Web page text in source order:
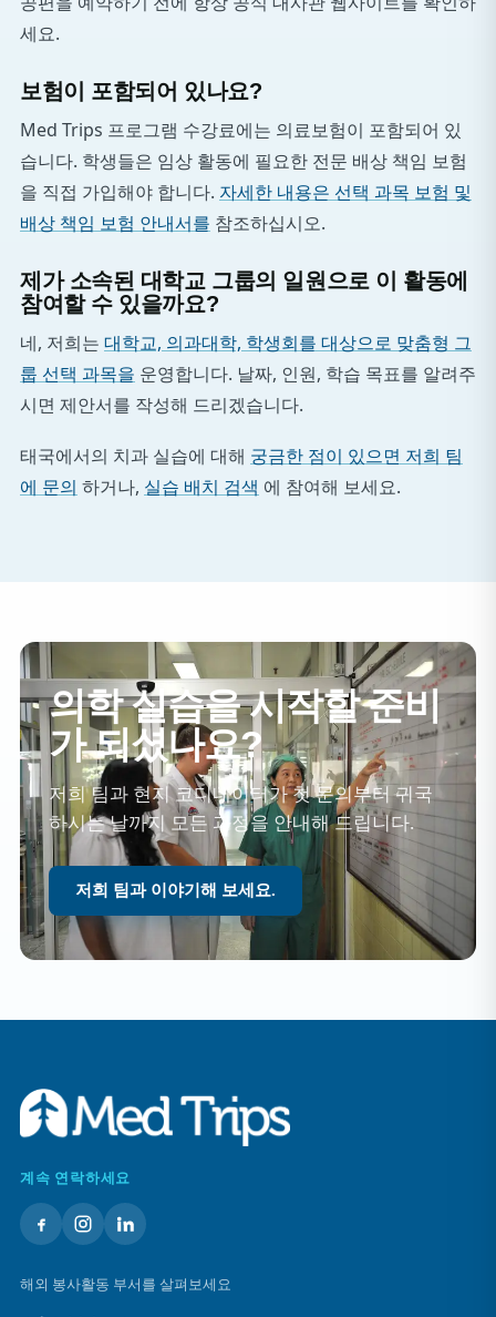
세요.
보험이 포함되어 있나요?
Med Trips 프로그램 수강료에는 의료보험이 포함되어 있
습니다. 학생들은 임상 활동에 필요한 전문 배상 책임 보험
을 직접 가입해야 합니다. 자세한 내용은 선택 과목 보험 및
배상 책임 보험 안내서를 참조하십시오.
제가 소속된 대학교 그룹의 일원으로 이 활동에
참여할 수 있을까요?
네, 저희는 대학교, 의과대학, 학생회를 대상으로 맞춤형 그
룹 선택 과목을 운영합니다. 날짜, 인원, 학습 목표를 알려주
시면 제안서를 작성해 드리겠습니다.
태국에서의 치과 실습에 대해 궁금한 점이 있으면 저희 팀
에 문의 하거나, 실습 배치 검색 에 참여해 보세요.
의학 실습을 시작할 준비
가 되셨나요?
저희 팀과 현지 코디네이터가 첫 문의부터 귀국
하시는 날까지 모든 과정을 안내해 드립니다.
저희 팀과 이야기해 보세요.
계속 연락하세요
해외 봉사활동 부서를 살펴보세요